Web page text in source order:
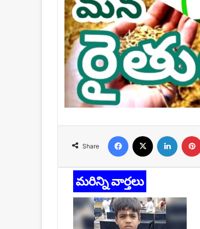
Share
Facebook LinkedIn
మరిన్ని వార్తలు